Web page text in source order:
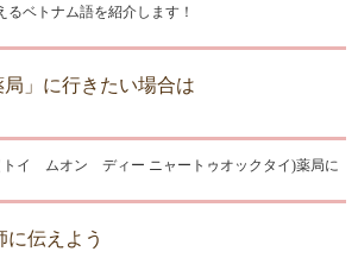
ベトナム語を紹介します！
局」に行きたい場合は
トイ ムオン ディー ニャートゥオックタイ)薬局に
に伝えよう